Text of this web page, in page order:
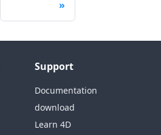
Support
Documentation
download
Learn 4D